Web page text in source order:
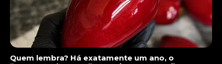
Quem lembra? Há exatamente um ano, o